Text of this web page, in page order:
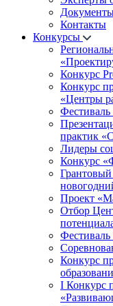
Контакты
Конкурсы
Конкурс
Конкурс
«Центры
Фестиваль
практик
Лидеры
Конкурс
Проект
Отбор
Фестиваль
Конкурс
I Конкурс